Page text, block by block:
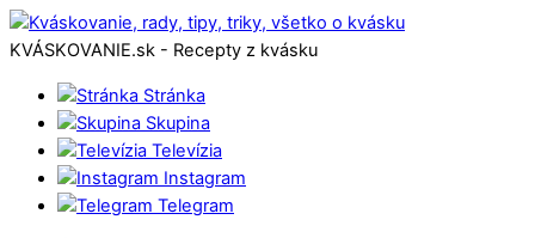
KVÁSKOVANIE.sk - Recepty z kvásku
Stránka
Skupina
Televízia
Instagram
Telegram